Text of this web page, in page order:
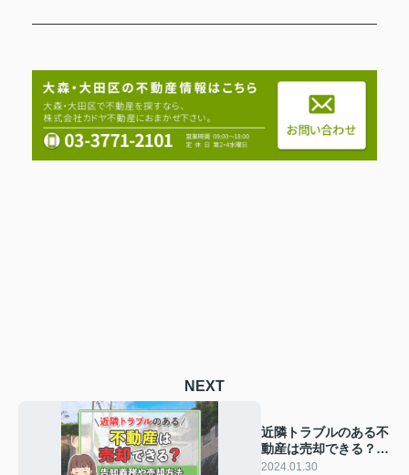
NEXT
近隣トラブルのある不
動産は売却できる？告
知義務や売却方法・リ
2024.01.30